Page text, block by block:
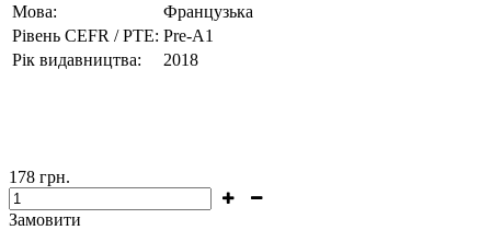
Мова:
Французька
Рівень CEFR / PTE: Pre-A1
Рік видавництва:
2018
178 грн.
Замовити